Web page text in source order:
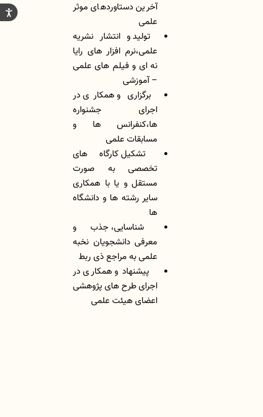
آخرین دستاوردهای موثر
علمی
تولید و انتشار نشریه
علمی،نرم افزار های رایا
نه ای و فیلم های علمی
– آموزشی
برگزاری و همکاری در
اجرای جشنواره
ها،کنفرانس ها و
مسابقات علمی
تشکیل کارگاه های
تخصصی به صورت
مستقل و یا با همکاری
سایر رشته ها و دانشگاه
ها
شناسایی، جذب و
معرفی دانشجویان نخبه
علمی به مراجع ذی ربط
پیشنهاد و همکاری در
اجرای طرح های پژوهشی
اعضای هیئت علمی